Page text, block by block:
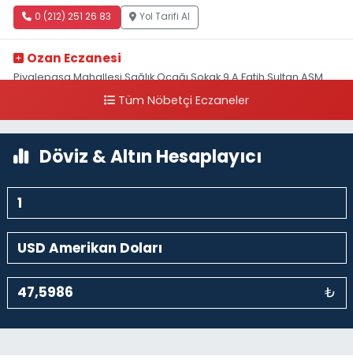
0 (212) 251 26 83 Yol Tarifi Al
Ozan Eczanesi
Piyalepaşa Mahallesi Sağlık Ocağı Sokak 9 A Fatih Sultan ASM
Tüm Nöbetçi Eczaneler
Döviz & Altın Hesaplayıcı
₺